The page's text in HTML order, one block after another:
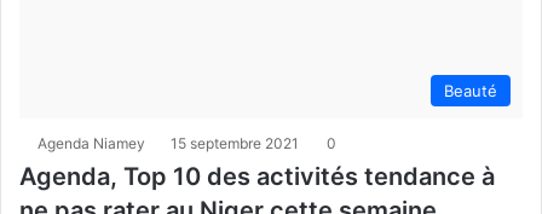
Beauté
Agenda Niamey 15 septembre 2021 0
Agenda, Top 10 des activités tendance à